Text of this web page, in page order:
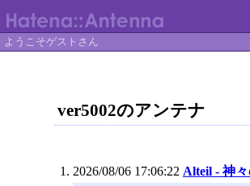
ようこそゲストさん
ver5002のアンテナ
2026/08/06 17:06:22 Alteil - 神